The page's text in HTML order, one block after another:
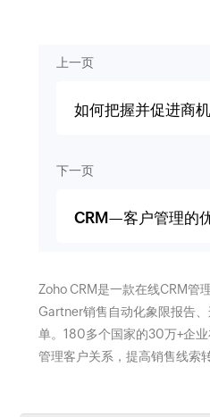
上一页
如何把握并促进商
下一页
CRM—客户管理的
Zoho CRM是一款在线CRM管
Gartner销售自动化象限报告
单。180多个国家的30万+企业
管理客户关系，提高销售线索